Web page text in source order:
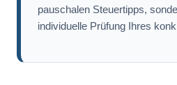
pauschalen Steuertipps,
individuelle Prüfung Ihres